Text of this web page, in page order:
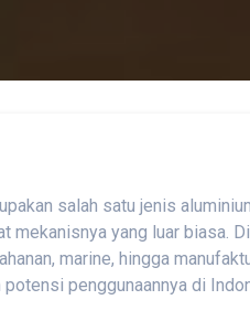
salah satu jenis
mekanisnya yang luar biasa.
marine, hingga
penggunaannya di